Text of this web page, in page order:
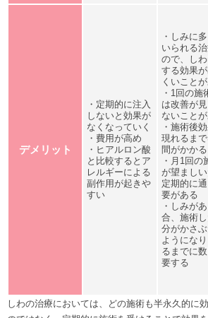
デメリット
・定期的に注入
しないと効果が
なくなっていく
・費用が高め
・ヒアルロン酸
と比較するとア
レルギーによる
副作用が起きや
すい
・しみに
いられる
ので、し
する効果
くいこと
・1回の施
は改善が
ないこと
・施術後
現れるま
間がかかる
・月1回の
が望まし
定期的に
要がある
・しみが
合、施術
分がかさ
ようにな
るまでに
要する
しわの治療においては、どの施術も半永久的に